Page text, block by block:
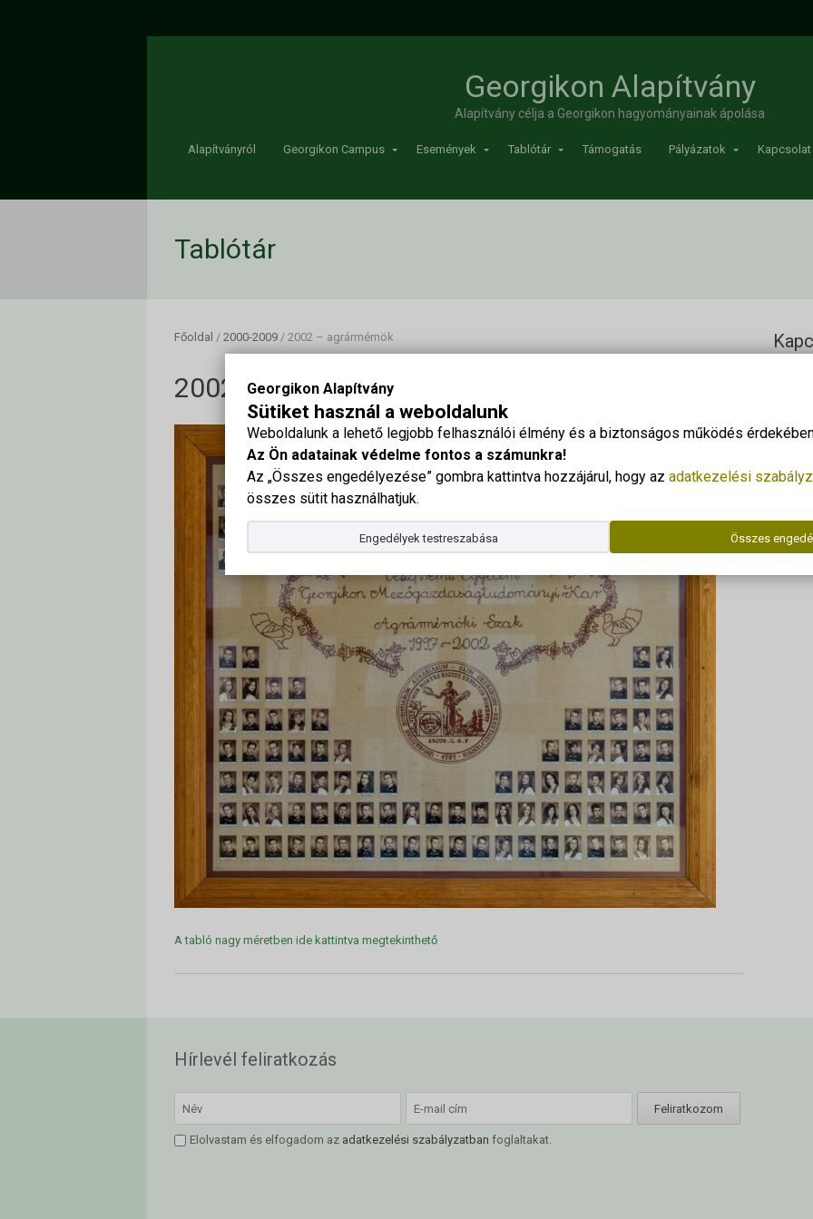
Georgikon Alapítvány
Sütiket használ a weboldalunk
Weboldalunk a lehető legjobb felhasználói élmény és a biztonságos működés
Az Ön adatainak védelme fontos a számunkra!
Az „Összes engedélyezése” gombra kattintva hozzájárul, hogy az adatkezelési
összes sütit használhatjuk.
Összes
Engedélyek testreszabása
Georgikon Alapítvány
Alapítvány célja a Georgikon hagyományainak ápolása
Alapítványról Georgikon Campus Események Tablótár Támogatás Pályázatok Kapcsolat
Tablótár
Főoldal / 2000-2009 / 2002 – agrármérnök
2002 – agrármérnök
A tabló nagy méretben ide kattintva megtekinthető
Az
Hírlevél feliratkozás
Elolvastam és elfogadom az adatkezelési szabályzatban foglaltakat.